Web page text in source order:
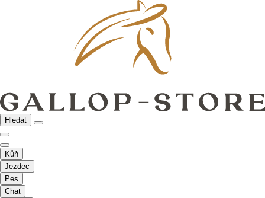
Hledat
Kůň
Jezdec
Pes
Chat